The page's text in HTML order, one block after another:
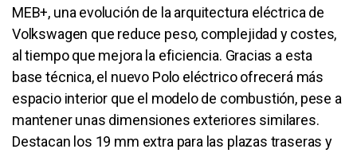
MEB+, una evolución de la arquitectura eléctrica de
Volkswagen que reduce peso, complejidad y costes,
al tiempo que mejora la eficiencia. Gracias a esta
base técnica, el nuevo Polo eléctrico ofrecerá más
espacio interior que el modelo de combustión, pese a
mantener unas dimensiones exteriores similares.
Destacan los 19 mm extra para las plazas traseras y